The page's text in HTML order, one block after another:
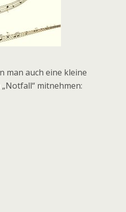
man auch eine kleine
mitnehmen: